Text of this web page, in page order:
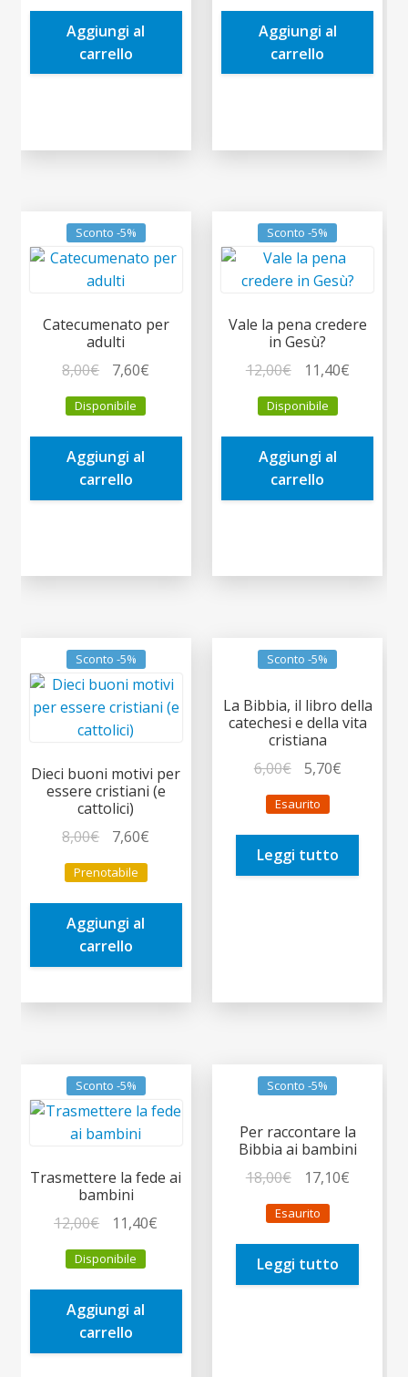
era:
5,00€.
è:
Aggiungi al
carrello
era:
5,00€.
è:
Aggiungi al
carrello
Sconto -5%
Catecumenato per
adulti
8,00€
prezzo
originale
era:
8,00€.
7,60€
è:
Disponibile
Aggiungi al
carrello
Sconto -5%
Vale la pena credere
in Gesù?
12,00€
prezzo
originale
era:
12,00€.
11,40€Il
è:
Disponibile
Aggiungi al
carrello
Sconto -5%
Dieci buoni motivi per
essere cristiani (e
cattolici)
8,00€
prezzo
originale
era:
8,00€.
7,60€
è:
Prenotabile
Aggiungi al
carrello
Sconto -5%
La Bibbia, il libro della
catechesi e della vita
cristiana
6,00€
prezzo
originale
era:
6,00€.
5,70€Il
è:
Esaurito
Leggi tutto
Sconto -5%
Trasmettere la fede ai
bambini
12,00€
prezzo
originale
era:
12,00€.
11,40€
è:
Disponibile
Aggiungi al
carrello
Sconto -5%
Per raccontare la
Bibbia ai bambini
18,00€
prezzo
originale
era:
18,00€.
17,10€Il
è:
Esaurito
Leggi tutto